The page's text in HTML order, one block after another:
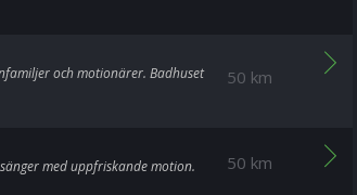
50 km
och motionärer. Badhuset
50 km
med uppfriskande motion.